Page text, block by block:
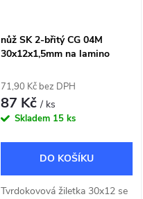
nůž SK 2-břitý CG 04M
30x12x1,5mm na lamino
71,90 Kč bez DPH
87 Kč/ ks
Skladem 15 ks
DO KOŠÍKU
Tvrdokovová žiletka 30x12 se